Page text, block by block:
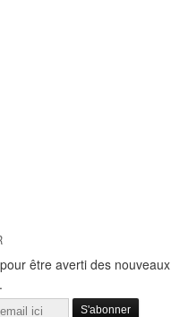
être averti des nouveaux